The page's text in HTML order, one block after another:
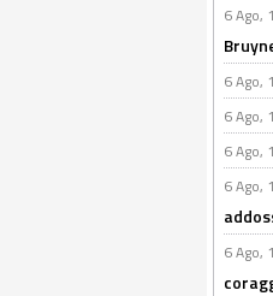
6 Ago,
6 Ago,
6 Ago,
6 Ago,
6 Ago,
6 Ago,